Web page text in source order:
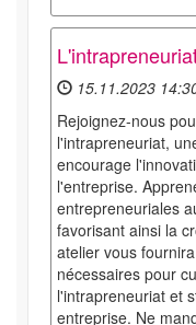
15.11.2023
Rejoignez-nous
l'intrapreneuriat,
encourage
l'entreprise.
entrepreneuriales
favorisant ainsi la
atelier vous
nécessaires pour
l'intrapreneuriat et
entreprise. Ne